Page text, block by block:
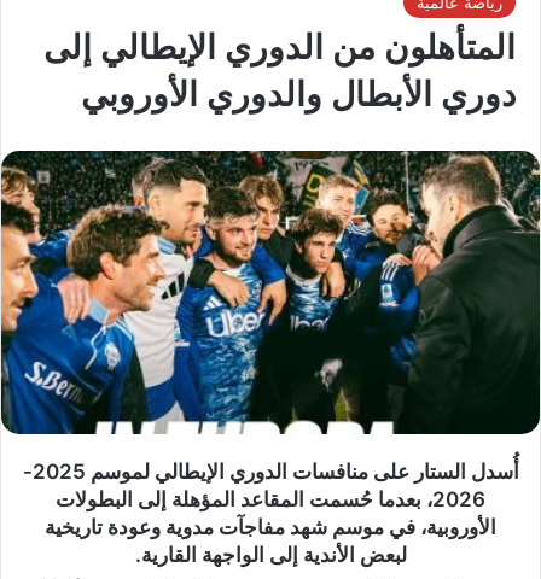
المتأهلون من الدوري الإيطالي إلى
دوري الأبطال والدوري الأوروبي
أُسدل الستار على منافسات الدوري الإيطالي لموسم 2025-
2026، بعدما حُسمت المقاعد المؤهلة إلى البطولات
الأوروبية، في موسم شهد مفاجآت مدوية وعودة تاريخية
لبعض الأندية إلى الواجهة القارية.